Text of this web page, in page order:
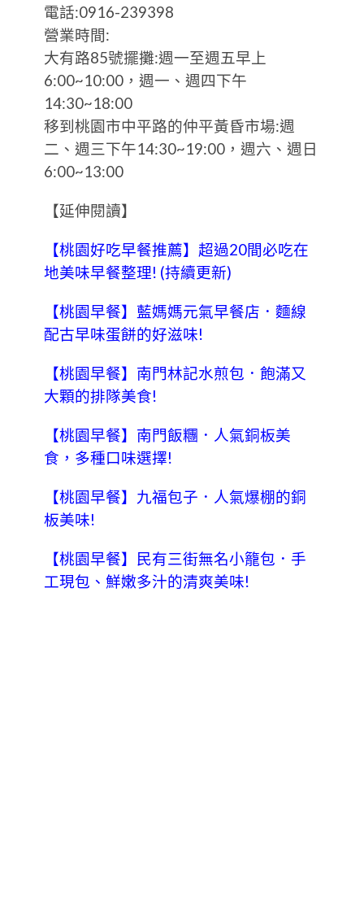
電話:0916-239398
營業時間:
大有路85號擺攤:週一至週五早上
6:00~10:00，週一、週四下午
14:30~18:00
移到桃園市中平路的仲平黃昏市場:週
二、週三下午14:30~19:00，週六、週日
6:00~13:00
【延伸閱讀】
【桃園好吃早餐推薦】超過20間必吃在
地美味早餐整理! (持續更新)
【桃園早餐】藍媽媽元氣早餐店．麵線
配古早味蛋餅的好滋味!
【桃園早餐】南門林記水煎包．飽滿又
大顆的排隊美食!
【桃園早餐】南門飯糰．人氣銅板美
食，多種口味選擇!
【桃園早餐】九福包子．人氣爆棚的銅
板美味!
【桃園早餐】民有三街無名小籠包．手
工現包、鮮嫩多汁的清爽美味!